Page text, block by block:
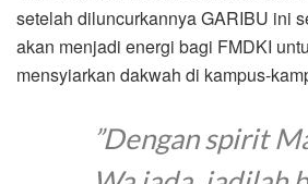
setelah diluncurkannya GARIBU ini
akan menjadi energi bagi FMDKI
mensyiarkan dakwah di kampus-
”Dengan spirit